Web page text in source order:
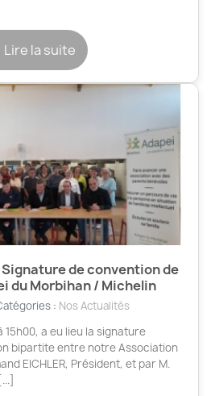
Lire la suite
Signature de convention de
du Morbihan / Michelin
: Nos Actualités
15h00, a eu lieu la signature
bipartite entre notre Association
EICHLER, Président, et par M.